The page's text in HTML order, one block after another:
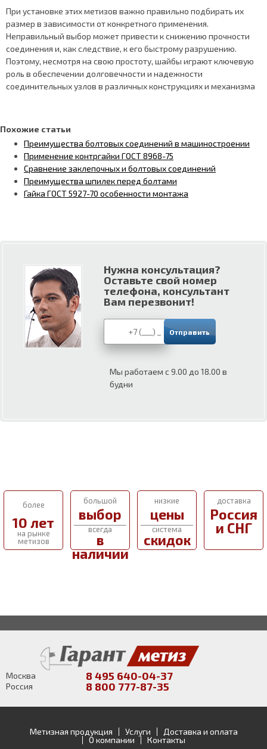
При установке этих метизов важно правильно подбирать их
размер в зависимости от конкретного применения.
Неправильный выбор может привести к снижению прочности
соединения и, как следствие, к его быстрому разрушению.
Поэтому, несмотря на свою простоту, шайбы играют ключевую
роль в обеспечении долговечности и надежности
соединительных узлов в различных конструкциях и механизма
Похожие статьи
Преимущества болтовых соединений в машиностроении
Применение контргайки ГОСТ 8968-75
Сравнение заклепочных и болтовых соединений
Преимущества шпилек перед болтами
Гайка ГОСТ 5927-70 особенности монтажа
Нужна консультация?
Оставьте свой номер
телефона, консультант
Вам перезвонит!
Мы работаем с 9.00 до 18.00 в
будни
более
10 лет
на рынке
метизов
большой
выбор
всегда
в
наличии
низкие
цены
система
скидок
доставка
Россия
и СНГ
Москва 8 495 640-04-37
Россия 8 800 777-87-35
Метизная продукция Услуги
Доставка и оплата
О компании
Контакты